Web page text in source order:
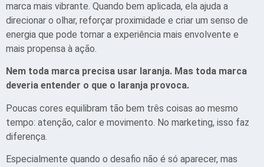
marca mais vibrante. Quando bem aplicada, ela ajuda a
direcionar o olhar, reforçar proximidade e criar um senso de
energia que pode tornar a experiência mais envolvente e
mais propensa à ação.
Nem toda marca precisa usar laranja. Mas toda marca
deveria entender o que o laranja provoca.
Poucas cores equilibram tão bem três coisas ao mesmo
tempo: atenção, calor e movimento. No marketing, isso faz
diferença.
Especialmente quando o desafio não é só aparecer, mas